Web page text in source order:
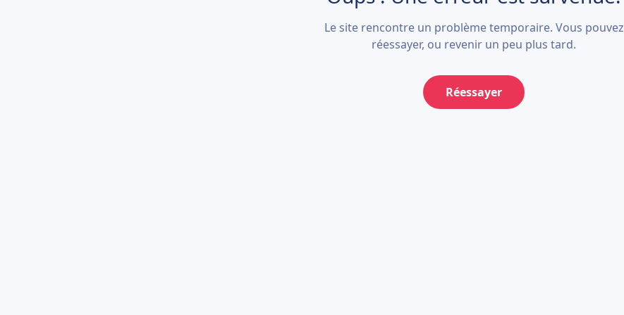
Le site rencontre un problème temporaire. Vous pouvez
réessayer, ou revenir un peu plus tard.
Réessayer